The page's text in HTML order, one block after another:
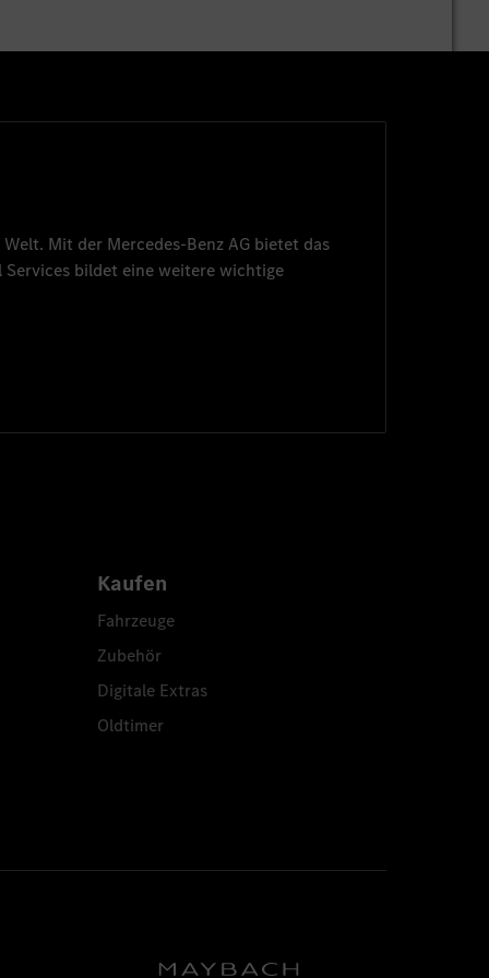
Mit der Mercedes-Benz AG bietet das
Services bildet eine weitere wichtige
Kaufen
Fahrzeuge
Zubehör
Digitale Extras
Oldtimer